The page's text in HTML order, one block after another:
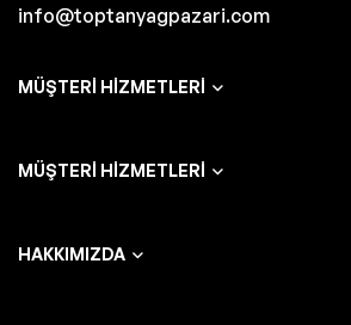
info@toptanyagpazari.com
MÜŞTERI HIZMETLERI
MÜŞTERI HIZMETLERI
HAKKIMIZDA